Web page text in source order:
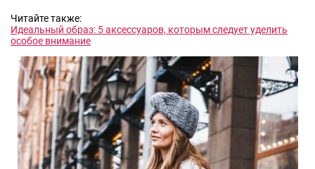
Читайте также:
Идеальный образ: 5 аксессуаров, которым следует уделить
особое внимание